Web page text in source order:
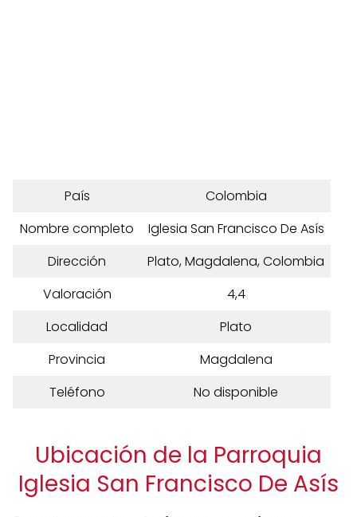
País
Colombia
Nombre completo
Iglesia San Francisco De Asís
Dirección
Plato, Magdalena, Colombia
Valoración
4,4
Localidad
Plato
Provincia
Magdalena
Teléfono
No disponible
Ubicación de la Parroquia
Iglesia San Francisco De Asís